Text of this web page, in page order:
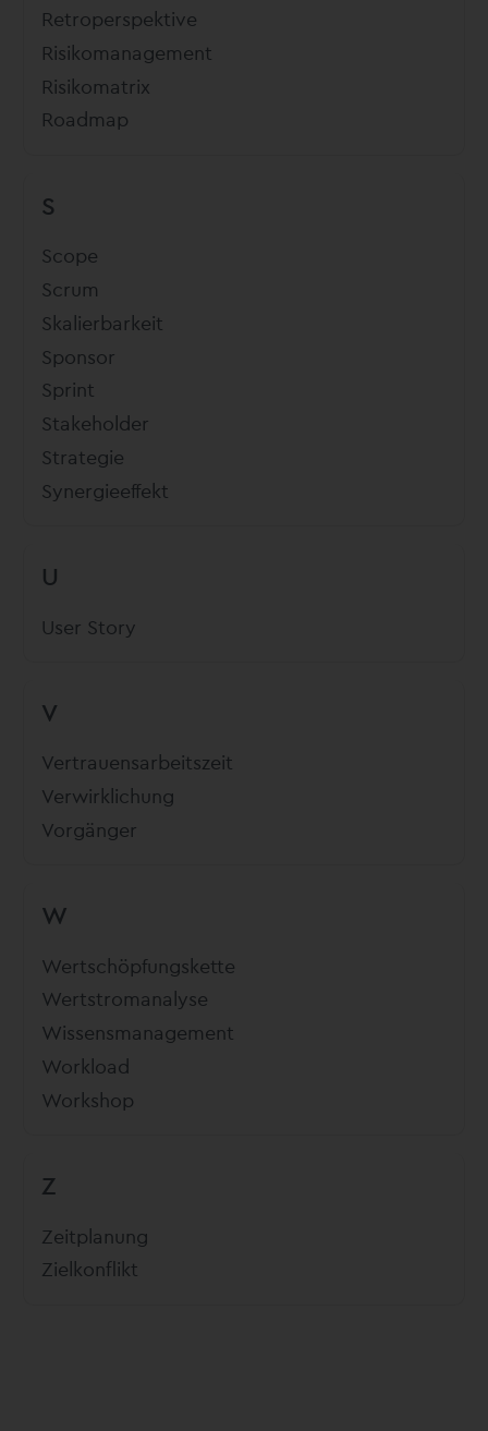
Retroperspektive
Risikomanagement
Risikomatrix
Roadmap
S
Scope
Scrum
Skalierbarkeit
Sponsor
Sprint
Stakeholder
Strategie
Synergieeffekt
U
User Story
V
Vertrauensarbeitszeit
Verwirklichung
Vorgänger
W
Wertschöpfungskette
Wertstromanalyse
Wissensmanagement
Workload
Workshop
Z
Zeitplanung
Zielkonflikt